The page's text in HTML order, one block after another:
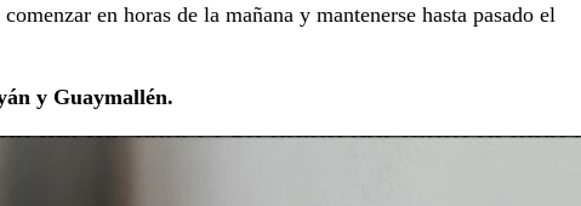
en horas de la mañana y mantenerse hasta pasado el
y Guaymallén.